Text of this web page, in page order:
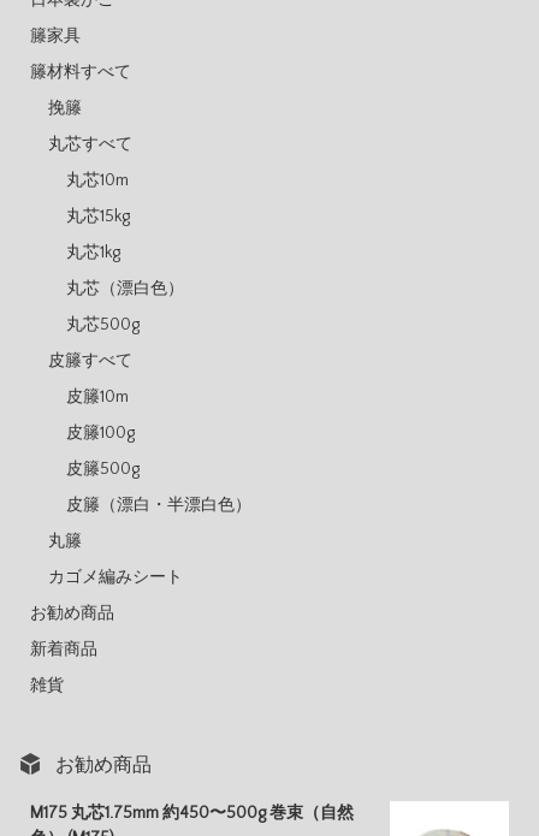
籐家具
籐材料すべて
挽籐
丸芯すべて
丸芯10m
丸芯15kg
丸芯1kg
丸芯（漂白色）
丸芯500g
皮籐すべて
皮籐10m
皮籐100g
皮籐500g
皮籐（漂白・半漂白色）
丸籐
カゴメ編みシート
お勧め商品
新着商品
雑貨
お勧め商品
M175 丸芯1.75mm 約450〜500g 巻束（自然